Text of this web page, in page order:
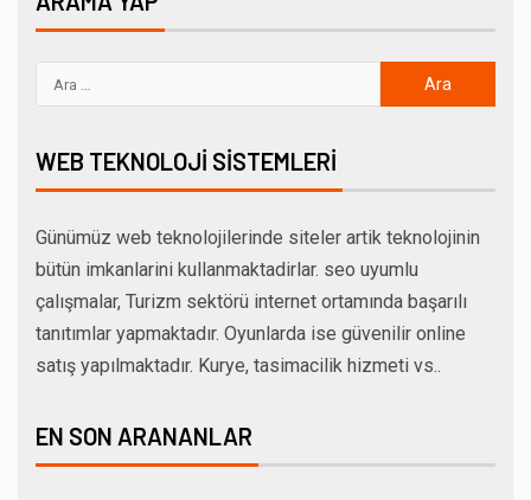
WEB TEKNOLOJI SISTEMLERI
Günümüz web teknolojilerinde siteler artik teknolojinin
bütün imkanlarini kullanmaktadirlar. seo uyumlu
çalışmalar, Turizm sektörü internet ortamında başarılı
tanıtımlar yapmaktadır. Oyunlarda ise güvenilir online
satış yapılmaktadır. Kurye, tasimacilik hizmeti vs..
EN SON ARANANLAR